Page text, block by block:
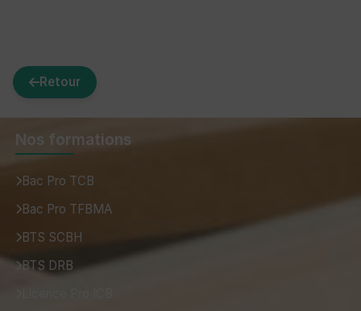
Retour
Nos formations
Bac Pro TCB
Bac Pro TFBMA
BTS SCBH
BTS DRB